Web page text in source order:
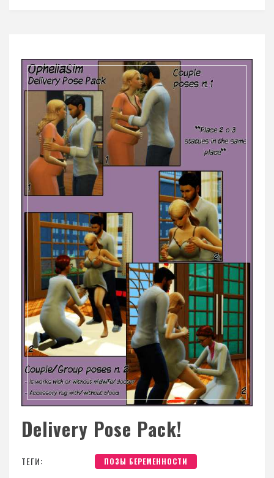
Delivery Pose Pack!
ТЕГИ: ПОЗЫ БЕРЕМЕННОСТИ